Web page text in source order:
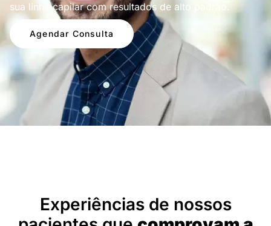
sua linha capilar com resultados de alto padrão.
Agendar Consulta
Experiências de nossos